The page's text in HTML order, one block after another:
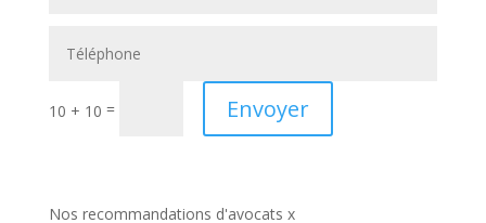
10 + 10 = Envoyer
Nos recommandations d'avocats x